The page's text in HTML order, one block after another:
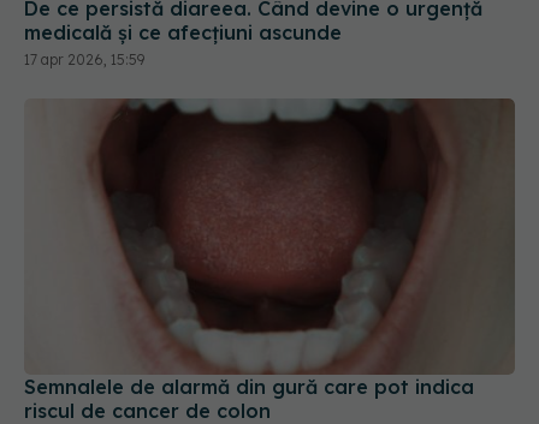
De ce persistă diareea. Când devine o urgență
medicală și ce afecțiuni ascunde
17 apr 2026, 15:59
Semnalele de alarmă din gură care pot indica
riscul de cancer de colon